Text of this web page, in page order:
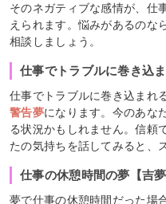
そのネガティブな感情が、仕
えられます。悩みがあるのな
相談しましょう。
仕事でトラブルに巻き込
仕事でトラブルに巻き込まれ
警告夢になります。今のあな
る状況かもしれません。信頼
たの気持ちを話してみると、
仕事の休憩時間の夢【吉夢
夢で仕事の休憩時間だった場